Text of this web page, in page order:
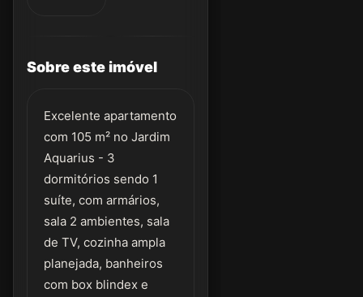
Sobre este imóvel
Excelente apartamento
com 105 m² no Jardim
Aquarius - 3
dormitórios sendo 1
suíte, com armários,
sala 2 ambientes, sala
de TV, cozinha ampla
planejada, banheiros
com box blindex e